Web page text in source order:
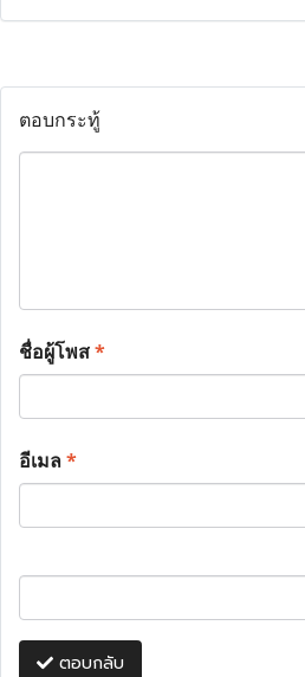
ตอบกระทู้
ชื่อผู้โพส*
อีเมล*
ตอบกลับ